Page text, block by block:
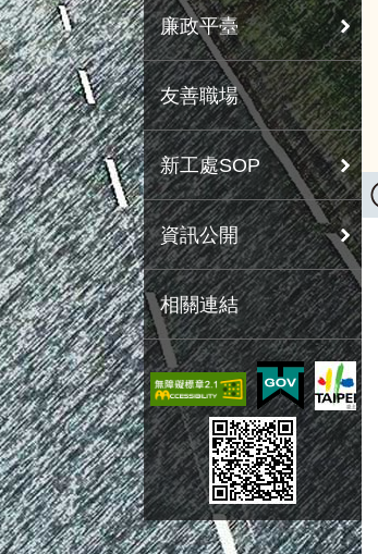
廉政平臺
友善職場
新工處SOP
資訊公開
相關連結